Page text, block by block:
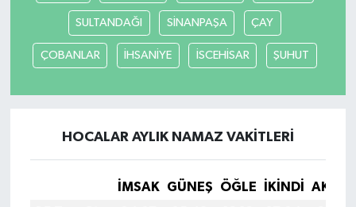
SULTANDAĞI SİNANPAŞA ÇAY
ÇOBANLAR İHSANİYE İSCEHİSAR ŞUHUT
HOCALAR AYLIK NAMAZ VAKITLERI
İMSAK GÜNEŞ ÖĞLE İKINDI